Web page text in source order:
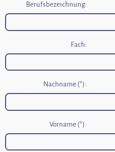
Berufsbezeichnung:
Fach:
Nachname (*):
Vorname (*):